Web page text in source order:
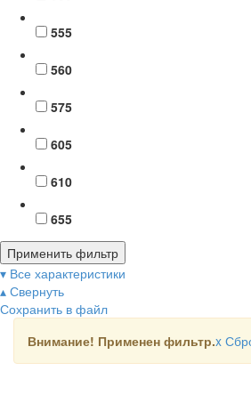
555
560
575
605
610
655
Применить фильтр
▾ Все характеристики
▴ Свернуть
Сохранить в файл
Внимание! Применен фильтр.x